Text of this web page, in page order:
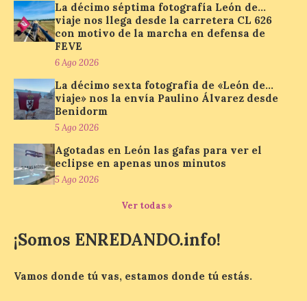
El Ayuntamiento de La
Bañeza presenta el
Festival One More Time,
una cita con la música de
los 80 y 90 para el 16 de
agosto en la Plaza Mayor.
6 Ago 2026
Se celebrará el próximo
domingo 16 de agosto, a
en la Plaza Mayor de la
del Ayuntamiento de La Bañeza ha
acogido esta mañana la presentación
La décimo séptima fotografía León de…
viaje nos llega desde la carretera CL 626
con motivo de la marcha en defensa de
FEVE
6 Ago 2026
La décimo sexta fotografía de «León de…
viaje» nos la envía Paulino Álvarez desde
Benidorm
5 Ago 2026
Agotadas en León las gafas para ver el
eclipse en apenas unos minutos
5 Ago 2026
Ver todas »
¡Somos ENREDANDO.info!
Vamos donde tú vas, estamos donde tú estás.